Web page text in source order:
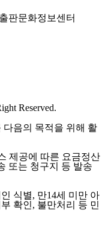
판문화정보센터
Reserved.
음의 목적을 위해 활
제공에 따른 요금정산
또는 청구지 등 발송
식별, 만14세 미만 아
확인, 불만처리 등 민